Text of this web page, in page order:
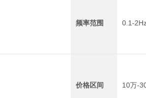
频率范围 0.1-
价格区间 10万-